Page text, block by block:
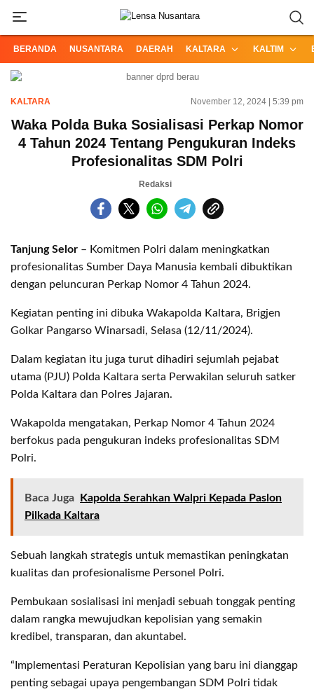
BERANDA NUSANTARA DAERAH KALTARA KALTIM
KALTARA November 12, 2024 | 5:39 pm
Waka Polda Buka Sosialisasi Perkap Nomor
4 Tahun 2024 Tentang Pengukuran Indeks
Profesionalitas SDM Polri
Redaksi
Tanjung Selor – Komitmen Polri dalam meningkatkan
profesionalitas Sumber Daya Manusia kembali dibuktikan
dengan peluncuran Perkap Nomor 4 Tahun 2024.
Kegiatan penting ini dibuka Wakapolda Kaltara, Brigjen
Golkar Pangarso Winarsadi, Selasa (12/11/2024).
Dalam kegiatan itu juga turut dihadiri sejumlah pejabat
utama (PJU) Polda Kaltara serta Perwakilan seluruh satker
Polda Kaltara dan Polres Jajaran.
Wakapolda mengatakan, Perkap Nomor 4 Tahun 2024
berfokus pada pengukuran indeks profesionalitas SDM
Polri.
Baca Juga
Kapolda Serahkan Walpri Kepada Paslon
Pilkada Kaltara
Sebuah langkah strategis untuk memastikan peningkatan
kualitas dan profesionalisme Personel Polri.
Pembukaan sosialisasi ini menjadi sebuah tonggak penting
dalam rangka mewujudkan kepolisian yang semakin
kredibel, transparan, dan akuntabel.
“Implementasi Peraturan Kepolisian yang baru ini dianggap
penting sebagai upaya pengembangan SDM Polri tidak